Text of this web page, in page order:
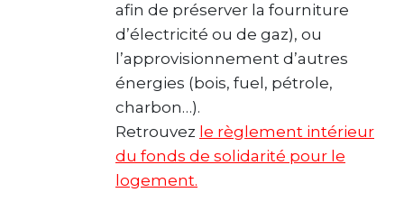
afin de préserver la fourniture
d’électricité ou de gaz), ou
l’approvisionnement d’autres
énergies (bois, fuel, pétrole,
charbon…).
Retrouvez le règlement intérieur
du fonds de solidarité pour le
logement.